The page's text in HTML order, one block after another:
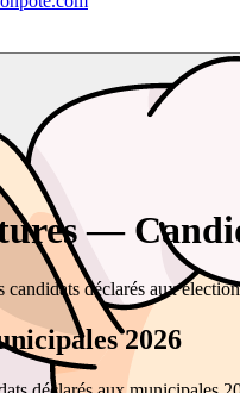
—
candidats déclarés aux
2026